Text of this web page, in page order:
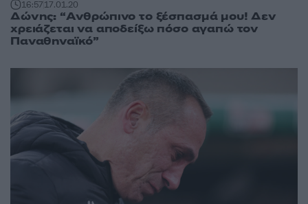
16:5717.01.20
Δώνης: “Ανθρώπινο το ξέσπασμά μου! Δεν
χρειάζεται να αποδείξω πόσο αγαπώ τον
Παναθηναϊκό”